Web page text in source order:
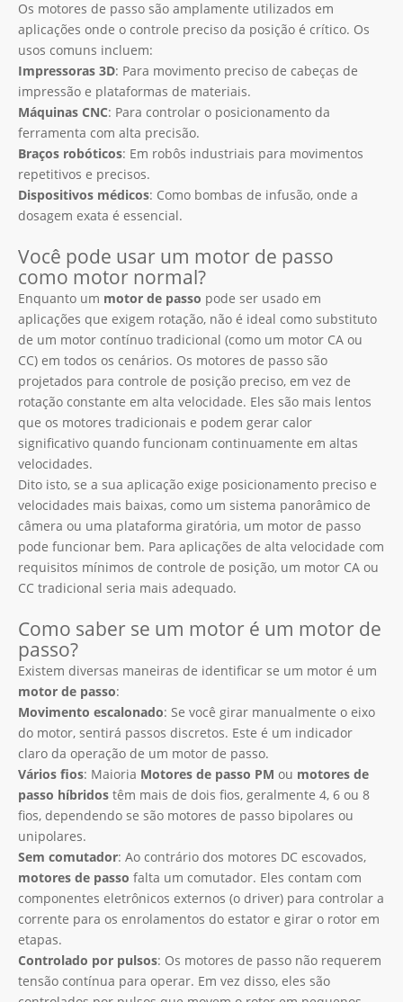
Os motores de passo são amplamente utilizados em
aplicações onde o controle preciso da posição é crítico. Os
usos comuns incluem:
Impressoras 3D: Para movimento preciso de cabeças de
impressão e plataformas de materiais.
Máquinas CNC: Para controlar o posicionamento da
ferramenta com alta precisão.
Braços robóticos: Em robôs industriais para movimentos
repetitivos e precisos.
Dispositivos médicos: Como bombas de infusão, onde a
dosagem exata é essencial.
Você pode usar um motor de passo
como motor normal?
Enquanto um motor de passo pode ser usado em
aplicações que exigem rotação, não é ideal como substituto
de um motor contínuo tradicional (como um motor CA ou
CC) em todos os cenários. Os motores de passo são
projetados para controle de posição preciso, em vez de
rotação constante em alta velocidade. Eles são mais lentos
que os motores tradicionais e podem gerar calor
significativo quando funcionam continuamente em altas
velocidades.
Dito isto, se a sua aplicação exige posicionamento preciso e
velocidades mais baixas, como um sistema panorâmico de
câmera ou uma plataforma giratória, um motor de passo
pode funcionar bem. Para aplicações de alta velocidade com
requisitos mínimos de controle de posição, um motor CA ou
CC tradicional seria mais adequado.
Como saber se um motor é um motor de
passo?
Existem diversas maneiras de identificar se um motor é um
motor de passo:
Movimento escalonado: Se você girar manualmente o eixo
do motor, sentirá passos discretos. Este é um indicador
claro da operação de um motor de passo.
Vários fios: Maioria Motores de passo PM ou motores de
passo híbridos têm mais de dois fios, geralmente 4, 6 ou 8
fios, dependendo se são motores de passo bipolares ou
unipolares.
Sem comutador: Ao contrário dos motores DC escovados,
motores de passo falta um comutador. Eles contam com
componentes eletrônicos externos (o driver) para controlar a
corrente para os enrolamentos do estator e girar o rotor em
etapas.
Controlado por pulsos: Os motores de passo não requerem
tensão contínua para operar. Em vez disso, eles são